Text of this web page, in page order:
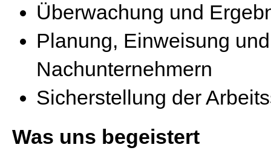
Überwachung und
Planung, Einweisung
Nachunternehmern
Sicherstellung der
Was uns begeistert